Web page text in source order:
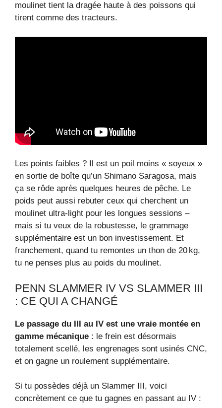
moulinet tient la dragée haute à des poissons qui
tirent comme des tracteurs.
Les points faibles ? Il est un poil moins « soyeux »
en sortie de boîte qu’un Shimano Saragosa, mais
ça se rôde après quelques heures de pêche. Le
poids peut aussi rebuter ceux qui cherchent un
moulinet ultra-light pour les longues sessions –
mais si tu veux de la robustesse, le grammage
supplémentaire est un bon investissement. Et
franchement, quand tu remontes un thon de 20 kg,
tu ne penses plus au poids du moulinet.
PENN SLAMMER IV VS SLAMMER III
: CE QUI A CHANGÉ
Le passage du III au IV est une vraie montée en
gamme mécanique : le frein est désormais
totalement scellé, les engrenages sont usinés CNC,
et on gagne un roulement supplémentaire.
Si tu possèdes déjà un Slammer III, voici
concrètement ce que tu gagnes en passant au IV :